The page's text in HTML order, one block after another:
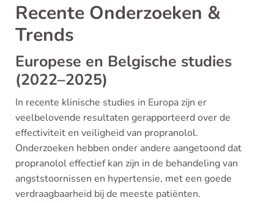
Recente Onderzoeken &
Trends
Europese en Belgische studies
(2022–2025)
In recente klinische studies in Europa zijn er
veelbelovende resultaten gerapporteerd over de
effectiviteit en veiligheid van propranolol.
Onderzoeken hebben onder andere aangetoond dat
propranolol effectief kan zijn in de behandeling van
angststoornissen en hypertensie, met een goede
verdraagbaarheid bij de meeste patiënten.